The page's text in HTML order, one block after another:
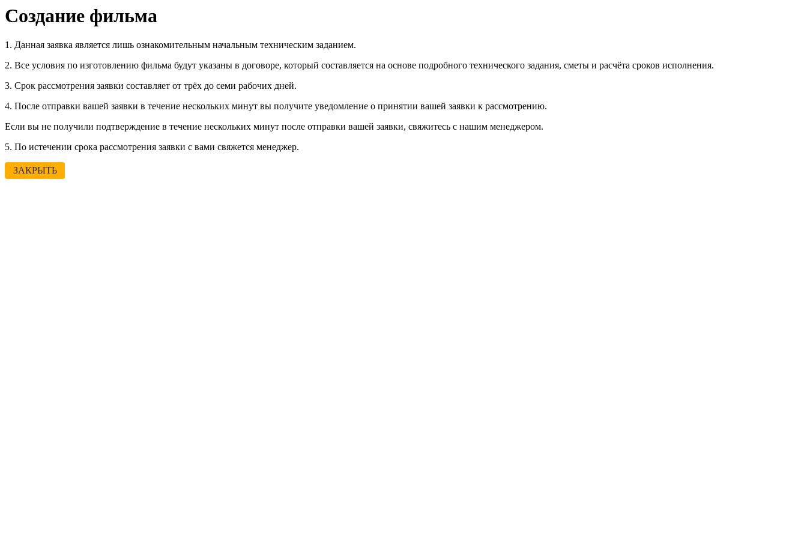
Создание фильма
1. Данная заявка является лишь ознакомительным начальным техническим заданием.
2. Все условия по изготовлению фильма будут указаны в договоре, который составляется на основе подробного технического задания, сметы и расчёта сроков исполнения.
3. Срок рассмотрения заявки составляет от трёх до семи рабочих дней.
4. После отправки вашей заявки в течение нескольких минут вы получите уведомление о принятии вашей заявки к рассмотрению.
Если вы не получили подтверждение в течение нескольких минут после отправки вашей заявки, свяжитесь с нашим менеджером.
5. По истечении срока рассмотрения заявки с вами свяжется менеджер.
ЗАКРЫТЬ